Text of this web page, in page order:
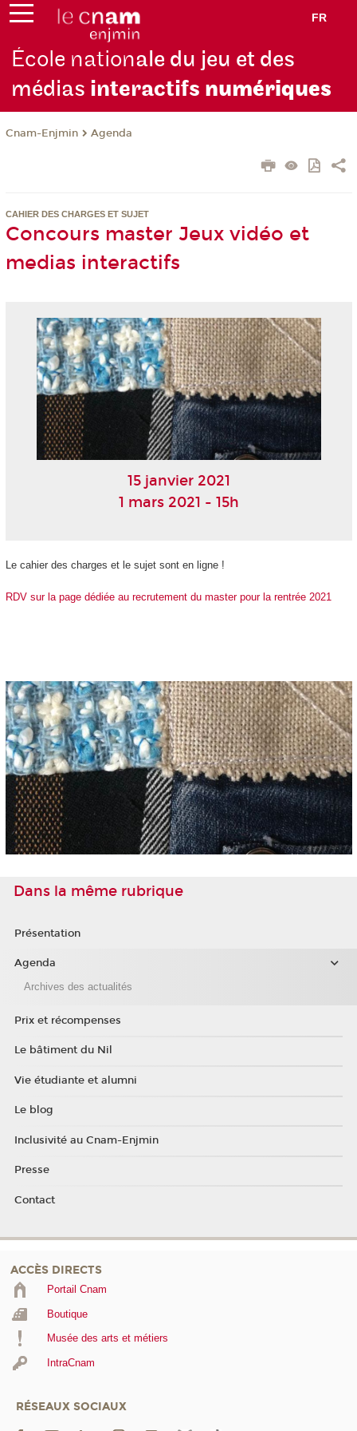
FR
École nationale du jeu et des
médias interactifs numériques
Cnam-Enjmin Agenda
CAHIER DES CHARGES ET SUJET
Concours master Jeux vidéo et
medias interactifs
15 janvier 2021
1 mars 2021 - 15h
Le cahier des charges et le sujet sont en ligne !
RDV sur la page dédiée au recrutement du master pour la rentrée 2021
Dans la même rubrique
Présentation
Agenda
Archives des actualités
Prix et récompenses
Le bâtiment du Nil
Vie étudiante et alumni
Le blog
Inclusivité au Cnam-Enjmin
Presse
Contact
ACCÈS DIRECTS
Portail Cnam
Boutique
Musée des arts et métiers
IntraCnam
RÉSEAUX SOCIAUX